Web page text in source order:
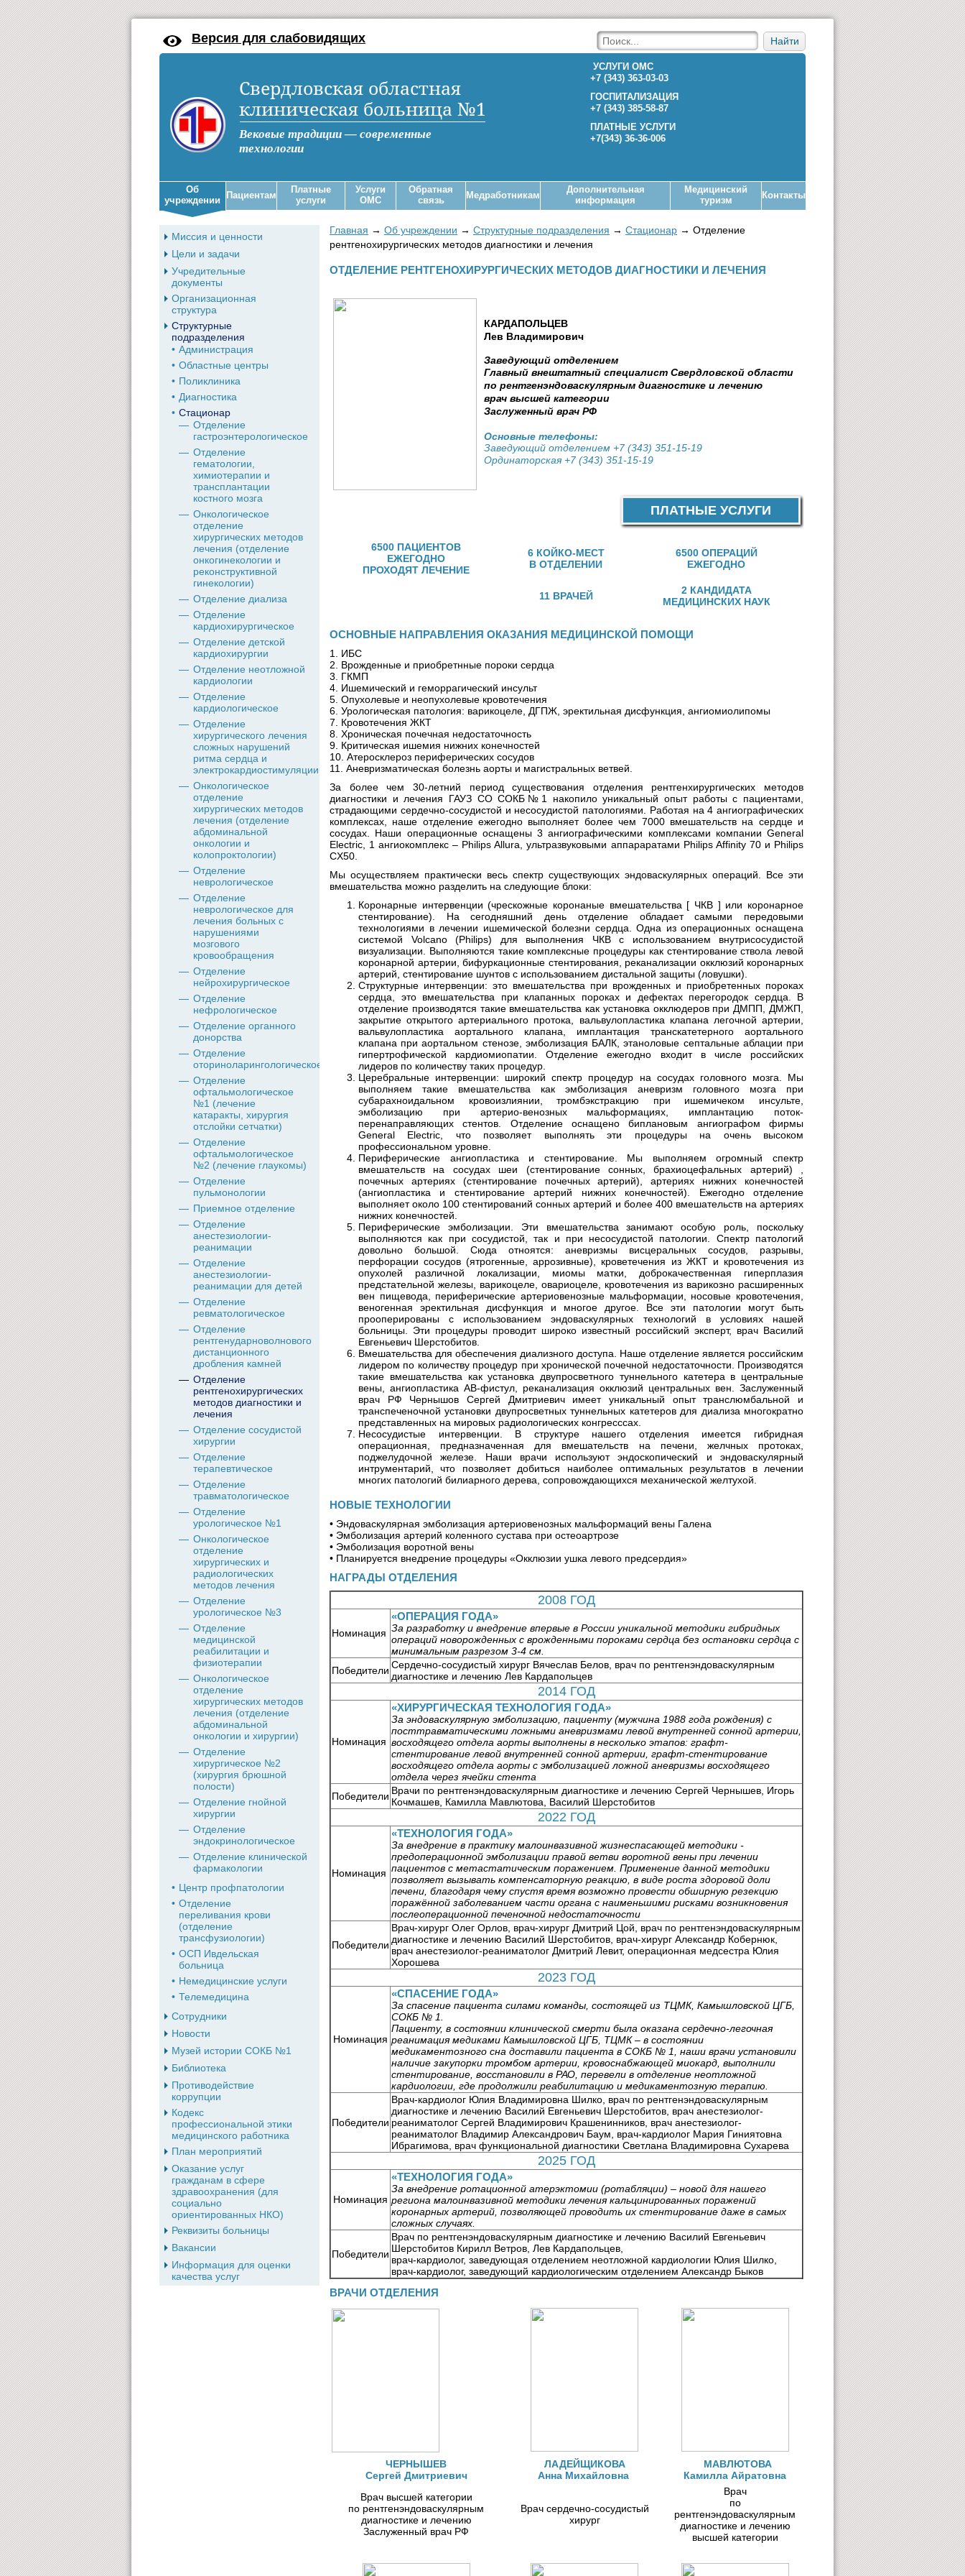
Версия для слабовидящих Найти
Свердловская областная
клиническая больница №1
Вековые традиции — современные
технологии
УСЛУГИ ОМС
+7 (343) 363-03-03
ГОСПИТАЛИЗАЦИЯ
+7 (343) 385-58-87
ПЛАТНЫЕ УСЛУГИ
+7(343) 36-36-006
Об
учреждении
Пациентам
Платные
услуги
Услуги
ОМС
Обратная
связь
Медработникам
Дополнительная
информация
Медицинский
туризм
Контакты
Миссия и ценности
Цели и задачи
Учредительные
документы
Организационная
структура
Структурные
подразделения
Администрация
Областные центры
Поликлиника
Диагностика
Стационар
Отделение
гастроэнтерологическое
Отделение
гематологии,
химиотерапии и
трансплантации
костного мозга
Онкологическое
отделение
хирургических методов
лечения (отделение
онкогинекологии и
реконструктивной
гинекологии)
Отделение диализа
Отделение
кардиохирургическое
Отделение детской
кардиохирургии
Отделение неотложной
кардиологии
Отделение
кардиологическое
Отделение
хирургического лечения
сложных нарушений
ритма сердца и
электрокардиостимуляции
Онкологическое
отделение
хирургических методов
лечения (отделение
абдоминальной
онкологии и
колопроктологии)
Отделение
неврологическое
Отделение
неврологическое для
лечения больных с
нарушениями
мозгового
кровообращения
Отделение
нейрохирургическое
Отделение
нефрологическое
Отделение органного
донорства
Отделение
оториноларингологическое
Отделение
офтальмологическое
№1 (лечение
катаракты, хирургия
отслойки сетчатки)
Отделение
офтальмологическое
№2 (лечение глаукомы)
Отделение
пульмонологии
Приемное отделение
Отделение
анестезиологии-
реанимации
Отделение
анестезиологии-
реанимации для детей
Отделение
ревматологическое
Отделение
рентгенударноволнового
дистанционного
дробления камней
Отделение
рентгенохирургических
методов диагностики и
лечения
Отделение сосудистой
хирургии
Отделение
терапевтическое
Отделение
травматологическое
Отделение
урологическое №1
Онкологическое
отделение
хирургических и
радиологических
методов лечения
Отделение
урологическое №3
Отделение
медицинской
реабилитации и
физиотерапии
Онкологическое
отделение
хирургических методов
лечения (отделение
абдоминальной
онкологии и хирургии)
Отделение
хирургическое №2
(хирургия брюшной
полости)
Отделение гнойной
хирургии
Отделение
эндокринологическое
Отделение клинической
фармакологии
Центр профпатологии
Отделение
переливания крови
(отделение
трансфузиологии)
ОСП Ивдельская
больница
Немедицинские услуги
Телемедицина
Сотрудники
Новости
Музей истории СОКБ №1
Библиотека
Противодействие
коррупции
Кодекс
профессиональной этики
медицинского работника
План мероприятий
Оказание услуг
гражданам в сфере
здравоохранения (для
социально
ориентированных НКО)
Реквизиты больницы
Вакансии
Информация для оценки
качества услуг
Главная → Об учреждении → Структурные подразделения → Стационар → Отделение
рентгенохирургических методов диагностики и лечения
ОТДЕЛЕНИЕ РЕНТГЕНОХИРУРГИЧЕСКИХ МЕТОДОВ ДИАГНОСТИКИ И ЛЕЧЕНИЯ
КАРДАПОЛЬЦЕВ
Лев Владимирович
Заведующий отделением
Главный внештатный специалист Свердловской области
по рентгенэндоваскулярным диагностике и лечению
врач высшей категории
Заслуженный врач РФ
Основные телефоны:
Заведующий отделением +7 (343) 351-15-19
Ординаторская +7 (343) 351-15-19
ПЛАТНЫЕ УСЛУГИ
6500 ПАЦИЕНТОВ
ЕЖЕГОДНО
ПРОХОДЯТ ЛЕЧЕНИЕ
6 КОЙКО-МЕСТ
В ОТДЕЛЕНИИ
6500 ОПЕРАЦИЙ
ЕЖЕГОДНО
11 ВРАЧЕЙ
2 КАНДИДАТА
МЕДИЦИНСКИХ НАУК
ОСНОВНЫЕ НАПРАВЛЕНИЯ ОКАЗАНИЯ МЕДИЦИНСКОЙ ПОМОЩИ
1. ИБС
2. Врожденные и приобретнные пороки сердца
3. ГКМП
4. Ишемический и геморрагический инсульт
5. Опухолевые и неопухолевые кровотечения
6. Урологическая патология: варикоцеле, ДГПЖ, эректильная дисфункция, ангиомиолипомы
7. Кровотечения ЖКТ
8. Хроническая почечная недостаточность
9. Критическая ишемия нижних конечностей
10. Атеросклероз периферических сосудов
11. Аневризматическая болезнь аорты и магистральных ветвей.
За более чем 30-летний период существования отделения рентгенхирургических методов
диагностики и лечения ГАУЗ СО СОКБ№1 накопило уникальный опыт работы с пациентами,
страдающими сердечно-сосудистой и несосудистой патологиями. Работая на 4 ангиографических
комплексах, наше отделение ежегодно выполняет более чем 7000 вмешательств на сердце и
сосудах. Наши операционные оснащены 3 ангиографическими комплексами компании General
Electric, 1 ангиокомплекс – Philips Allura, ультразвуковыми аппараратами Philips Affinity 70 и Philips
CX50.
Мы осуществляем практически весь спектр существующих эндоваскулярных операций. Все эти
вмешательства можно разделить на следующие блоки:
Коронарные интервенции (чрескожные коронаные вмешательства [ ЧКВ ] или коронарное
стентирование). На сегодняшний день отделение обладает самыми передовыми
технологиями в лечении ишемической болезни сердца. Одна из операционных оснащена
системой Volcano (Philips) для выполнения ЧКВ с использованием внутрисосудистой
визуализации. Выполняются такие комплексные процедуры как стентирование ствола левой
коронарной артерии, бифуркационные стентирования, реканализации окклюзий коронарных
артерий, стентирование шунтов с использованием дистальной защиты (ловушки).
Структурные интервенции: это вмешательства при врожденных и приобретенных пороках
сердца, это вмешательства при клапанных пороках и дефектах перегородок сердца. В
отделение производятся такие вмешательства как установка окклюдеров при ДМПП, ДМЖП,
закрытие открытого артериального протока, вальвулопластика клапана легочной артерии,
вальвулопластика аортального клапана, имплантация транскатетерного аортального
клапана при аортальном стенозе, эмболизация БАЛК, этаноловые септальные аблации при
гипертрофической кардиомиопатии. Отделение ежегодно входит в числе российских
лидеров по количеству таких процедур.
Церебральные интервенции: широкий спектр процедур на сосудах головного мозга. Мы
выполняем такие вмешательства как эмболизация аневризм головного мозга при
субарахноидальном кровоизлиянии, тромбэкстракцию при ишемичеком инсульте,
эмболизацию при артерио-венозных мальформациях, имплантацию поток-
перенаправляющих стентов. Отделение оснащено биплановым ангиографом фирмы
General Electric, что позволяет выполнять эти процедуры на очень высоком
профессиональном уровне.
Периферические ангиопластика и стентирование. Мы выполняем огромный спектр
вмешательств на сосудах шеи (стентирование сонных, брахиоцефальных артерий) ,
почечных артериях (стентирование почечных артерий), артериях нижних конечностей
(ангиопластика и стентирование артерий нижних конечностей). Ежегодно отделение
выполняет около 100 стентирований сонных артерий и более 400 вмешательств на артериях
нижних конечностей.
Периферические эмболизации. Эти вмешательства занимают особую роль, поскольку
выполняются как при сосудистой, так и при несосудистой патологии. Спектр патологий
довольно большой. Сюда отноятся: аневризмы висцеральных сосудов, разрывы,
перфорации сосудов (ятрогенные, аррозивные), кроветечения из ЖКТ и кровотечения из
опухолей различной локализации, миомы матки, доброкачественная гиперплазия
предстательной железы, варикоцеле, овариоцеле, кровотечения из варикозно расширенных
вен пищевода, периферические артериовенозные мальформации, носовые кровотечения,
веногенная эректильная дисфункция и многое другое. Все эти патологии могут быть
прооперированы с использованием эндоваскулярных технологий в условиях нашей
больницы. Эти процедуры проводит широко известный российский эксперт, врач Василий
Евгеньевич Шерстобитов.
Вмешательства для обеспечения диализного доступа. Наше отделение является российским
лидером по количеству процедур при хронической почечной недостаточности. Производятся
такие вмешательства как установка двупросветного туннельного катетера в центральные
вены, ангиопластика АВ-фистул, реканализация окклюзий центральных вен. Заслуженный
врач РФ Чернышов Сергей Дмитриевич имеет уникальный опыт транслюмбальной и
транспеченочной установки двупросветных туннельных катетеров для диализа многократно
представленных на мировых радиологических конгресссах.
Несосудистые интервенции. В структуре нашего отделения имеется гибридная
операционная, предназначенная для вмешательств на печени, желчных протоках,
поджелудочной железе. Наши врачи используют эндоскопический и эндоваскулярный
интрументарий, что позволяет добиться наиболее оптимальных результатов в лечении
многих патологий билиарного дерева, сопровождающихся механической желтухой.
НОВЫЕ ТЕХНОЛОГИИ
• Эндоваскулярная эмболизация артериовенозных мальформаций вены Галена
• Эмболизация артерий коленного сустава при остеоартрозе
• Эмболизация воротной вены
• Планируется внедрение процедуры «Окклюзии ушка левого предсердия»
НАГРАДЫ ОТДЕЛЕНИЯ
2008 ГОД
Номинация
«ОПЕРАЦИЯ ГОДА»
За разработку и внедрение впервые в России уникальной методики гибридных
операций новорожденных с врожденными пороками сердца без остановки сердца с
минимальным разрезом 3-4 см.
Победители Сердечно-сосудистый хирург Вячеслав Белов, врач по рентгенэндоваскулярным
диагностике и лечению Лев Кардапольцев
2014 ГОД
Номинация
«ХИРУРГИЧЕСКАЯ ТЕХНОЛОГИЯ ГОДА»
За эндоваскулярную эмболизацию, пациенту (мужчина 1988 года рождения) с
посттравматическими ложными аневризмами левой внутренней сонной артерии,
восходящего отдела аорты выполнены в несколько этапов: графт-
стентирование левой внутренней сонной артерии, графт-стентирование
восходящего отдела аорты с эмболизацией ложной аневризмы восходящего
отдела через ячейки стента
Победители Врачи по рентгенэндоваскулярным диагностике и лечению Сергей Чернышев, Игорь
Кочмашев, Камилла Мавлютова, Василий Шерстобитов
2022 ГОД
Номинация
«ТЕХНОЛОГИЯ ГОДА»
За внедрение в практику малоинвазивной жизнеспасающей методики -
предоперационной эмболизации правой ветви воротной вены при лечении
пациентов с метастатическим поражением. Применение данной методики
позволяет вызывать компенсаторную реакцию, в виде роста здоровой доли
печени, благодаря чему спустя время возможно провести обширную резекцию
поражённой заболеванием части органа с наименьшими рисками возникновения
послеоперационной печеночной недостаточности
Победители
Врач-хирург Олег Орлов, врач-хирург Дмитрий Цой, врач по рентгенэндоваскулярным
диагностике и лечению Василий Шерстобитов, врач-хирург Александр Кобернюк,
врач анестезиолог-реаниматолог Дмитрий Левит, операционная медсестра Юлия
Хорошева
2023 ГОД
Номинация
«СПАСЕНИЕ ГОДА»
За спасение пациента силами команды, состоящей из ТЦМК, Камышловской ЦГБ,
СОКБ № 1.
Пациенту, в состоянии клинической смерти была оказана сердечно-легочная
реанимация медиками Камышловской ЦГБ, ТЦМК – в состоянии
медикаментозного сна доставили пациента в СОКБ № 1, наши врачи установили
наличие закупорки тромбом артерии, кровоснабжающей миокард, выполнили
стентирование, восстановили в РАО, перевели в отделение неотложной
кардиологии, где продолжили реабилитацию и медикаментозную терапию.
Победители
Врач-кардиолог Юлия Владимировна Шилко, врач по рентгенэндоваскулярным
диагностике и лечению Василий Евгеньевич Шерстобитов, врач анестезиолог-
реаниматолог Сергей Владимирович Крашенинников, врач анестезиолог-
реаниматолог Владимир Александрович Баум, врач-кардиолог Мария Гиниятовна
Ибрагимова, врач функциональной диагностики Светлана Владимировна Сухарева
2025 ГОД
Номинация
«ТЕХНОЛОГИЯ ГОДА»
За внедрение ротационной атерэктомии (ротабляции) – новой для нашего
региона малоинвазивной методики лечения кальцинированных поражений
коронарных артерий, позволяющей проводить их стентирование даже в самых
сложных случаях.
Победители
Врач по рентгенэндоваскулярным диагностике и лечению Василий Евгеньевич
Шерстобитов Кирилл Ветров, Лев Кардапольцев,
врач-кардиолог, заведующая отделением неотложной кардиологии Юлия Шилко,
врач-кардиолог, заведующий кардиологическим отделением Александр Быков
ВРАЧИ ОТДЕЛЕНИЯ
ЧЕРНЫШЕВ
Сергей Дмитриевич
ЛАДЕЙЩИКОВА
Анна Михайловна
МАВЛЮТОВА
Камилла Айратовна
Врач высшей категории
по рентгенэндоваскулярным
диагностике и лечению
Заслуженный врач РФ
Врач сердечно-сосудистый
хирург
Врач
по
рентгенэндоваскулярным
диагностике и лечению
высшей категории